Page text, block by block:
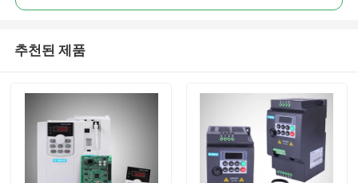
추천된 제품